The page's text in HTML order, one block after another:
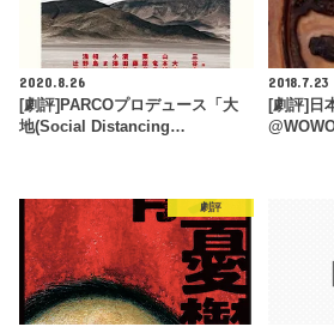
2020.8.26
[劇評]PARCOプロデュース「大
地(Social Distancing…
2018.7.23
[劇評]日
劇評